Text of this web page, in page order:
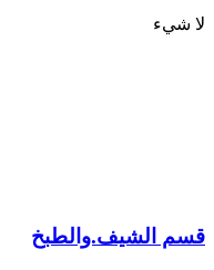
لا شيء
قسم الشيف.والطبخ